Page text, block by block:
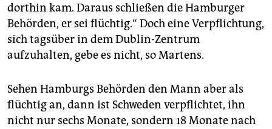
dorthin kam. Daraus schließen die Hamburger
Behörden, er sei flüchtig.“ Doch eine Verpflichtung,
sich tagsüber in dem Dublin-Zentrum
aufzuhalten, gebe es nicht, so Martens.
Sehen Hamburgs Behörden den Mann aber als
flüchtig an, dann ist Schweden verpflichtet, ihn
nicht nur sechs Monate, sondern 18 Monate nach